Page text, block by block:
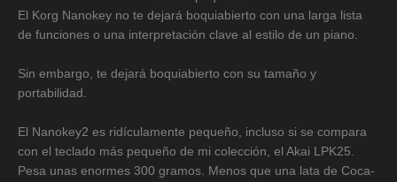
El Korg Nanokey no te dejará boquiabierto con una larga lista
de funciones o una interpretación clave al estilo de un piano.
Sin embargo, te dejará boquiabierto con su tamaño y
portabilidad.
El Nanokey2 es ridículamente pequeño, incluso si se compara
con el teclado más pequeño de mi colección, el Akai LPK25.
Pesa unas enormes 300 gramos. Menos que una lata de Coca-